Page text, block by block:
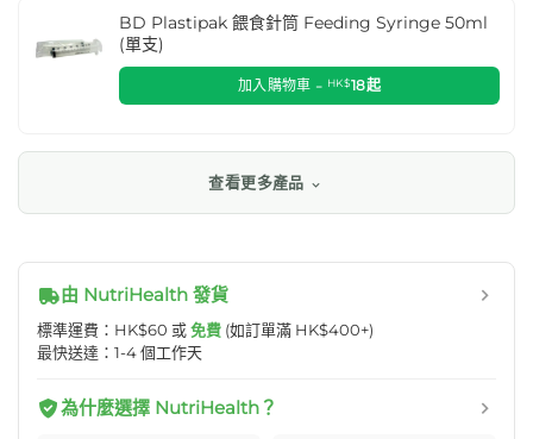
BD Plastipak 餵食針筒 Feeding Syringe 50ml
(單支)
加入購物車 - HK$18起
查看更多產品
由 NutriHealth 發貨
標準運費：HK$60 或免費 (如訂單滿 HK$400+)
最快送達：1-4 個工作天
為什麼選擇 NutriHealth？